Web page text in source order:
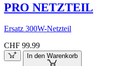
PRO NETZTEIL
Ersatz 300W-Netzteil
CHF 99.99
In den Warenkorb